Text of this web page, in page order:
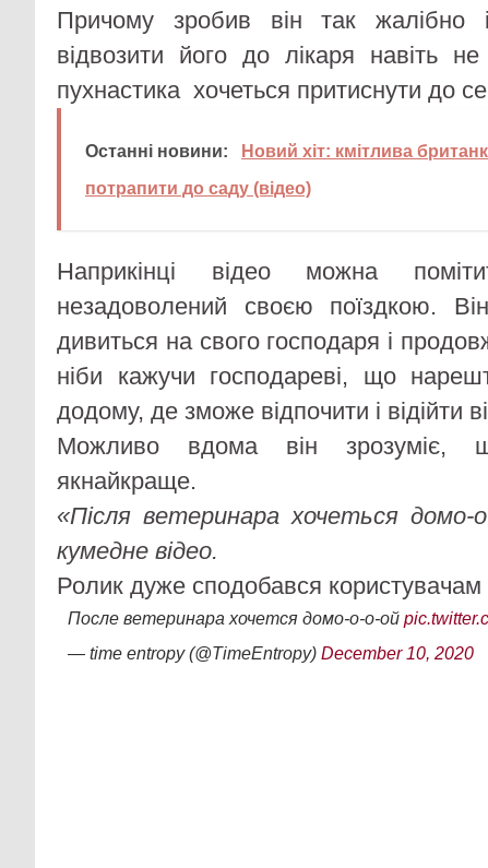
Причому зробив він так
відвозити його до лікаря навіть
пухнастика хочеться притиснути до
Останні новини:
Новий хіт: кмітлива
потрапити до саду (відео)
Наприкінці відео можна
незадоволений своєю поїздкою.
дивиться на свого господаря і
ніби кажучи господареві, що
додому, де зможе відпочити і відійти
Можливо вдома він зрозуміє,
якнайкраще.
«Після ветеринара хочеться домо-
кумедне відео.
Ролик дуже сподобався користувачам
После ветеринара хочется домо-о-о-ой
— time entropy (@TimeEntropy) December 10, 2020